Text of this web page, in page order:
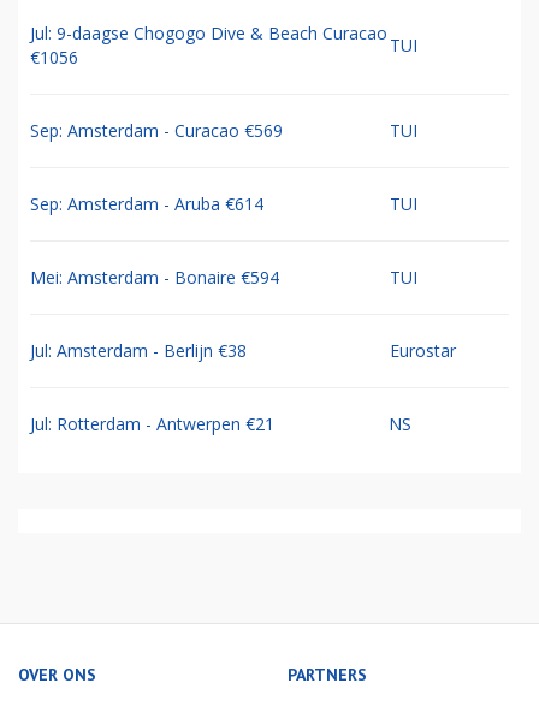
Jul: 9-daagse Chogogo Dive & Beach Curacao
€1056
TUI
Sep: Amsterdam - Curacao €569 TUI
Sep: Amsterdam - Aruba €614 TUI
Mei: Amsterdam - Bonaire €594 TUI
Jul: Amsterdam - Berlijn €38 Eurostar
Jul: Rotterdam - Antwerpen €21 NS
OVER ONS PARTNERS